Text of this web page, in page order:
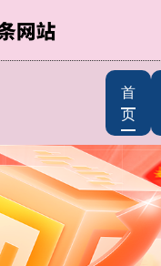
首
页